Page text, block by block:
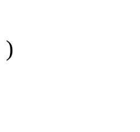
)